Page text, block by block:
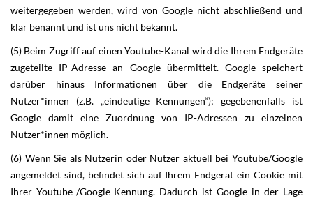
weitergegeben werden, wird von Google nicht abschließend und
klar benannt und ist uns nicht bekannt.
(5) Beim Zugriff auf einen Youtube-Kanal wird die Ihrem Endgeräte
zugeteilte IP-Adresse an Google übermittelt. Google speichert
darüber hinaus Informationen über die Endgeräte seiner
Nutzer*innen (z.B. „eindeutige Kennungen“); gegebenenfalls ist
Google damit eine Zuordnung von IP-Adressen zu einzelnen
Nutzer*innen möglich.
(6) Wenn Sie als Nutzerin oder Nutzer aktuell bei Youtube/Google
angemeldet sind, befindet sich auf Ihrem Endgerät ein Cookie mit
Ihrer Youtube-/Google-Kennung. Dadurch ist Google in der Lage